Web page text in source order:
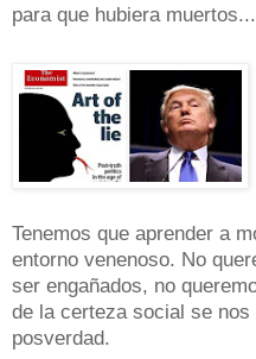
para que hubiera
Tenemos que aprender a
entorno venenoso. No
ser engañados, no
de la certeza social se
posverdad.